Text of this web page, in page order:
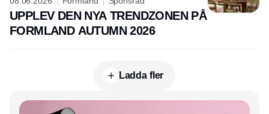
UPPLEV DEN NYA TRENDZONEN PÅ
FORMLAND AUTUMN 2026
Ladda fler
Annons